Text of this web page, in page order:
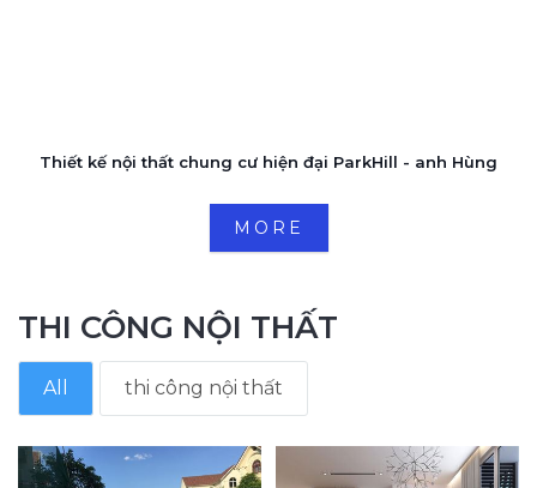
Thiết kế nội thất chung cư hiện đại ParkHill - anh Hùng
MORE
THI CÔNG NỘI THẤT
All thi công nội thất